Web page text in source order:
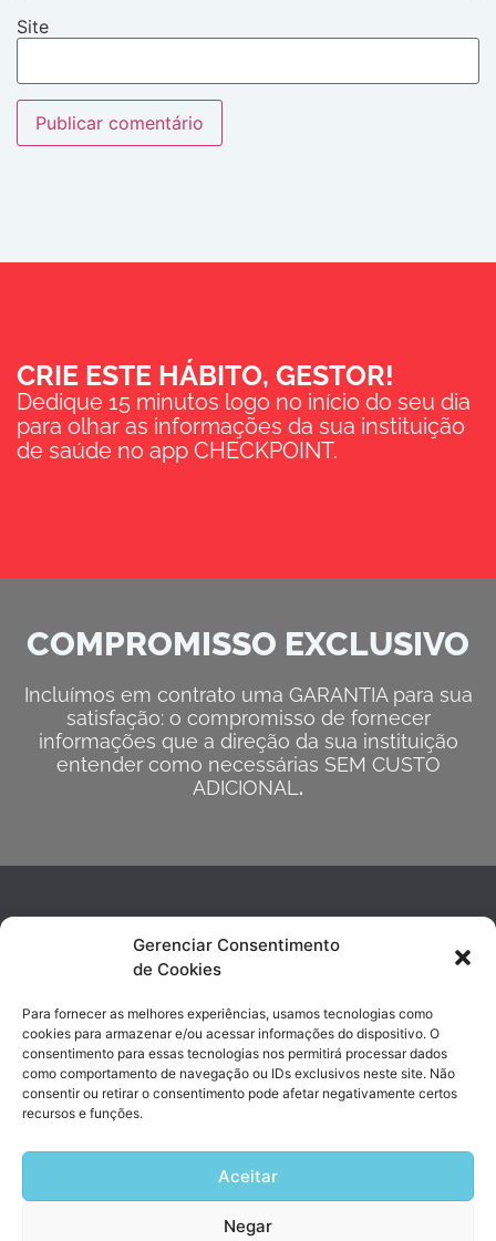
Gerenciar Consentimento
de Cookies
Para fornecer as melhores experiências, usamos tecnologias como
cookies para armazenar e/ou acessar informações do dispositivo. O
consentimento para essas tecnologias nos permitirá processar dados
como comportamento de navegação ou IDs exclusivos neste site. Não
consentir ou retirar o consentimento pode afetar negativamente certos
recursos e funções.
Aceitar
Negar
Site
CRIE ESTE HÁBITO, GESTOR!
Dedique 15 minutos logo no início do seu dia
para olhar as informações da sua instituição
de saúde no app CHECKPOINT.
COMPROMISSO EXCLUSIVO
Incluímos em contrato uma GARANTIA para sua
satisfação: o compromisso de fornecer
informações que a direção da sua instituição
entender como necessárias SEM CUSTO
ADICIONAL.
contato@sishosp.com.br
(19) 3743-4890 | (19) 99947-8017
Avenida Marechal Rondon, 338 Jd. Chapadão | Campinas, SP